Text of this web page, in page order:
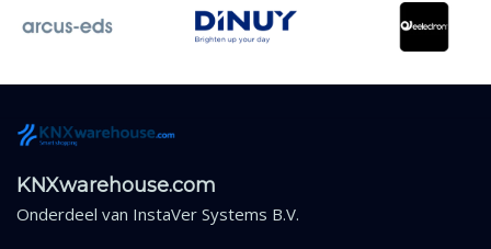
KNXwarehouse.com
Onderdeel van InstaVer Systems B.V.